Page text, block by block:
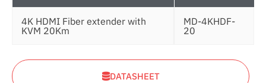
4K HDMI Fiber extender with
KVM 20Km
MD-4KHDF-
20
DATASHEET